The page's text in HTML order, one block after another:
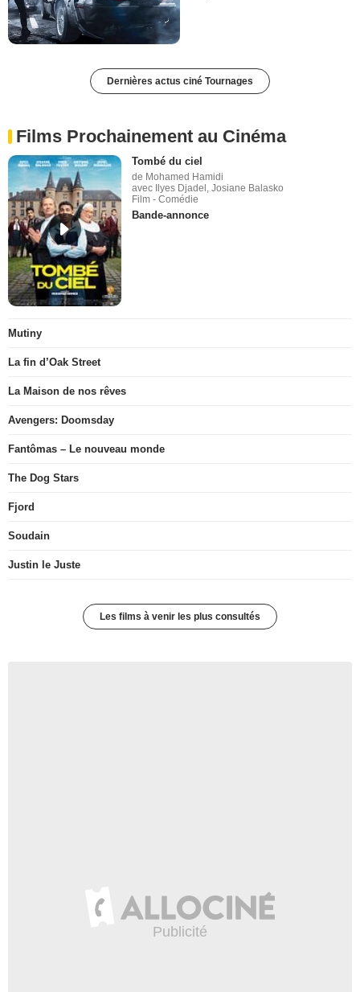
Dernières actus ciné Tournages
Films Prochainement au Cinéma
Tombé du ciel
de Mohamed Hamidi
avec Ilyes Djadel, Josiane Balasko
Film - Comédie
Bande-annonce
Mutiny
La fin d’Oak Street
La Maison de nos rêves
Avengers: Doomsday
Fantômas – Le nouveau monde
The Dog Stars
Fjord
Soudain
Justin le Juste
Les films à venir les plus consultés